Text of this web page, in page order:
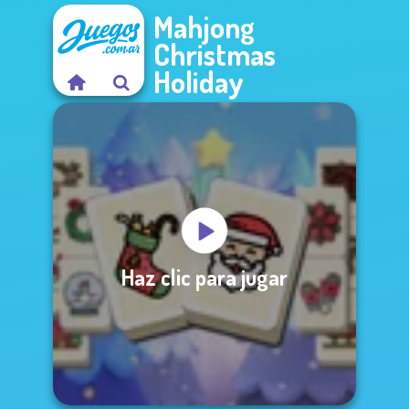
Mahjong
Christmas
Holiday
Haz clic para jugar